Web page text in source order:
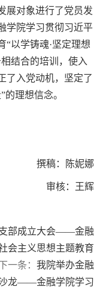
展对象进行了党员发
学院学习贯彻习近平
“以学铸魂·坚定理想
结合的培训，使入
了入党动机，坚定了
理想信念。
撰稿：陈妮娜
审核：王辉
部成立大会——金融
会主义思想主题教育
一条： 我院举办金融
沙龙——金融学院学习